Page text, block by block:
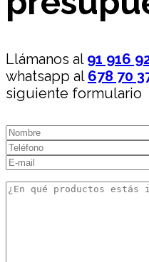
Llámanos al 91 916
whatsapp al 678 70
siguiente formulario